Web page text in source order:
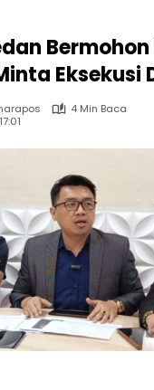
Bermohon
Eksekusi
4 Min Baca